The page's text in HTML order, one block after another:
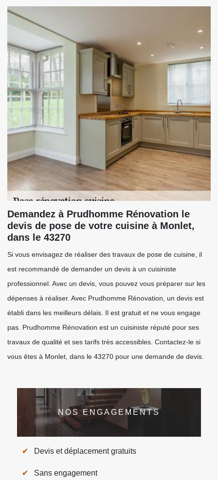
Demandez à Prudhomme Rénovation le
devis de pose de votre cuisine à Monlet,
dans le 43270
Si vous envisagez de réaliser des travaux de pose de cuisine, il
est recommandé de demander un devis à un cuisiniste
professionnel. Avec un devis, vous pouvez vous préparer sur les
dépenses à réaliser. Avec Prudhomme Rénovation, un devis est
établi dans les meilleurs délais. Il est gratuit et ne vous engage
pas. Prudhomme Rénovation est un cuisiniste réputé pour ses
travaux de qualité et ses tarifs très accessibles. Contactez-le si
vous êtes à Monlet, dans le 43270 pour une demande de devis.
NOS ENGAGEMENTS
Devis et déplacement gratuits
Sans engagement